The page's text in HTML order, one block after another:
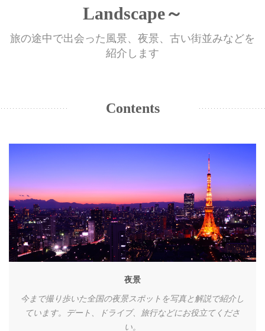
Landscape～
旅の途中で出会った風景、夜景、古い街並みなどを
紹介します
Contents
夜景
今まで撮り歩いた全国の夜景スポットを写真と解説で紹介し
ています。デート、ドライブ、旅行などにお役立てくださ
い。